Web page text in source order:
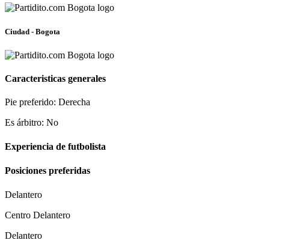
Ciudad - Bogota
Caracteristicas generales
Pie preferido: Derecha
Es árbitro: No
Experiencia de futbolista
Posiciones preferidas
Delantero
Centro Delantero
Delantero